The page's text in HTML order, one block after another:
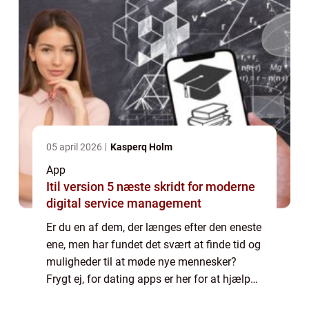
05 april 2026 Kasperq Holm
App
Itil version 5 næste skridt for moderne
digital service management
Er du en af dem, der længes efter den eneste
ene, men har fundet det svært at finde tid og
muligheder til at møde nye mennesker?
Frygt ej, for dating apps er her for at hjælpe